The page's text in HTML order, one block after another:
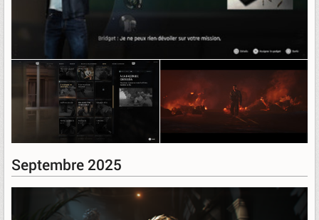
Septembre 2025